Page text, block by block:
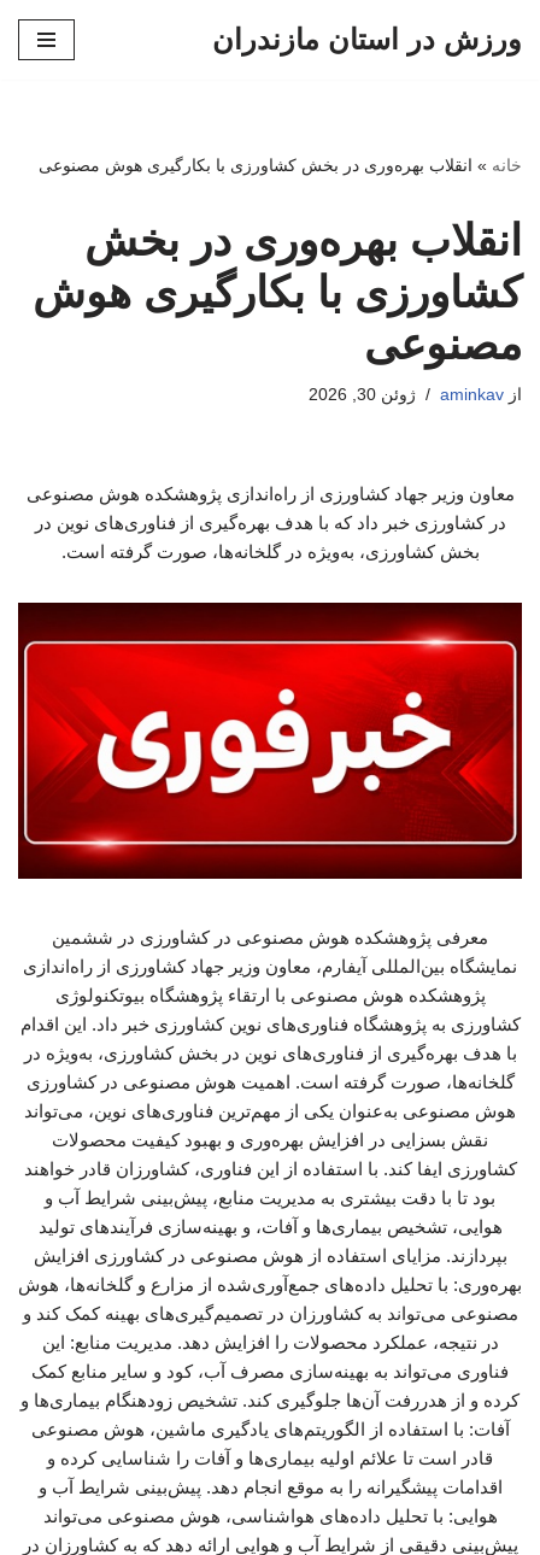
ورزش در استان مازندران
خانه » انقلاب بهره‌وری در بخش کشاورزی با بکارگیری هوش مصنوعی
انقلاب بهره‌وری در بخش
کشاورزی با بکارگیری هوش
مصنوعی
از aminkav ژوئن 30, 2026
معاون وزیر جهاد کشاورزی از راه‌اندازی پژوهشکده هوش مصنوعی
در کشاورزی خبر داد که با هدف بهره‌گیری از فناوری‌های نوین در
بخش کشاورزی، به‌ویژه در گلخانه‌ها، صورت گرفته است.
معرفی پژوهشکده هوش مصنوعی در کشاورزی در ششمین
نمایشگاه بین‌المللی آیفارم، معاون وزیر جهاد کشاورزی از راه‌اندازی
پژوهشکده هوش مصنوعی با ارتقاء پژوهشگاه بیوتکنولوژی
کشاورزی به پژوهشگاه فناوری‌های نوین کشاورزی خبر داد. این اقدام
با هدف بهره‌گیری از فناوری‌های نوین در بخش کشاورزی، به‌ویژه در
گلخانه‌ها، صورت گرفته است. اهمیت هوش مصنوعی در کشاورزی
هوش مصنوعی به‌عنوان یکی از مهم‌ترین فناوری‌های نوین، می‌تواند
نقش بسزایی در افزایش بهره‌وری و بهبود کیفیت محصولات
کشاورزی ایفا کند. با استفاده از این فناوری، کشاورزان قادر خواهند
بود تا با دقت بیشتری به مدیریت منابع، پیش‌بینی شرایط آب و
هوایی، تشخیص بیماری‌ها و آفات، و بهینه‌سازی فرآیندهای تولید
بپردازند. مزایای استفاده از هوش مصنوعی در کشاورزی افزایش
بهره‌وری: با تحلیل داده‌های جمع‌آوری‌شده از مزارع و گلخانه‌ها، هوش
مصنوعی می‌تواند به کشاورزان در تصمیم‌گیری‌های بهینه کمک کند و
در نتیجه، عملکرد محصولات را افزایش دهد. مدیریت منابع: این
فناوری می‌تواند به بهینه‌سازی مصرف آب، کود و سایر منابع کمک
کرده و از هدررفت آن‌ها جلوگیری کند. تشخیص زودهنگام بیماری‌ها و
آفات: با استفاده از الگوریتم‌های یادگیری ماشین، هوش مصنوعی
قادر است تا علائم اولیه بیماری‌ها و آفات را شناسایی کرده و
اقدامات پیشگیرانه را به موقع انجام دهد. پیش‌بینی شرایط آب و
هوایی: با تحلیل داده‌های هواشناسی، هوش مصنوعی می‌تواند
پیش‌بینی دقیقی از شرایط آب و هوایی ارائه دهد که به کشاورزان در